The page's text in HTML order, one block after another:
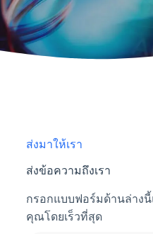
ส่งมาให้เรา
ส่งข้อความถึงเรา
กรอกแบบฟอร์มด้านล่าง
คุณโดยเร็วที่สุด